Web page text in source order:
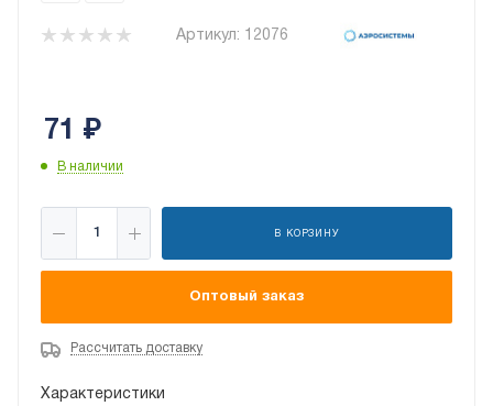
Артикул: 12076
71 ₽
В наличии
В КОРЗИНУ
Оптовый заказ
Рассчитать доставку
Характеристики